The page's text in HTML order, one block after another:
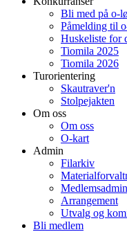
Bli med på o-
Påmelding til
Huskeliste for
Tiomila 2025
Tiomila 2026
Turorientering
Skautraver'n
Stolpejakten
Om oss
Om oss
O-kart
Admin
Filarkiv
Arrangement
Utvalg og
Bli medlem